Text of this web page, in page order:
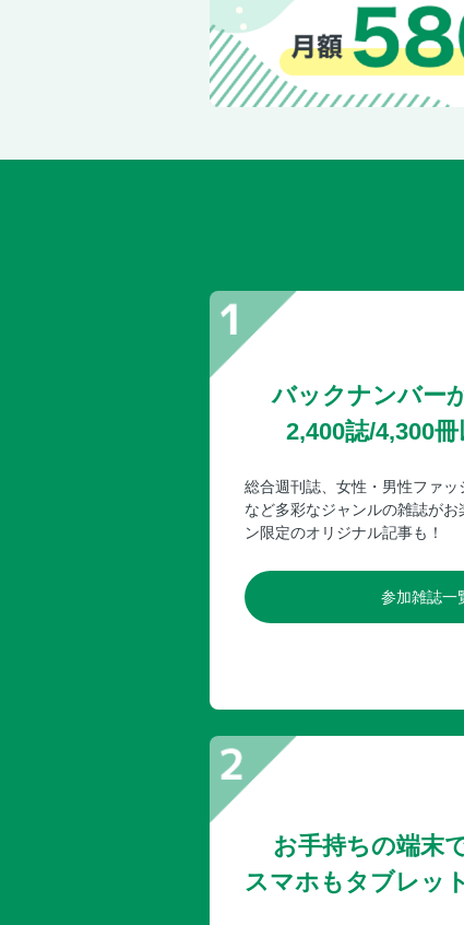
バックナンバー
2,400誌/4,300
総合週刊誌、女性・男性ファ
など多彩なジャンルの雑誌が
ン限定のオリジナル記事も！
参加雑誌一
お手持ちの端末
スマホもタブレッ